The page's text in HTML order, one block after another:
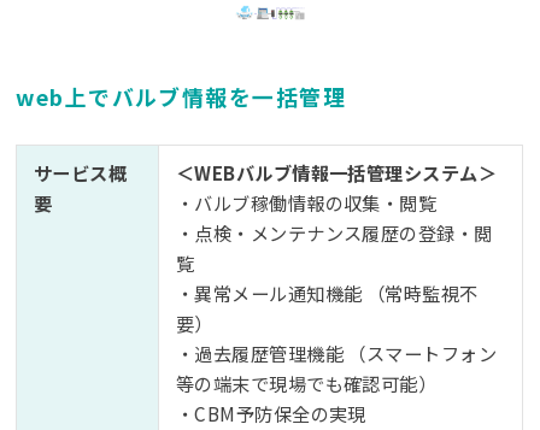
web上でバルブ情報を一括管理
サービス概
要
＜WEBバルブ情報一括管理システム＞
・バルブ稼働情報の収集・閲覧
・点検・メンテナンス履歴の登録・閲
覧
・異常メール通知機能 （常時監視不
要）
・過去履歴管理機能 （スマートフォン
等の端末で現場でも確認可能）
・CBM予防保全の実現